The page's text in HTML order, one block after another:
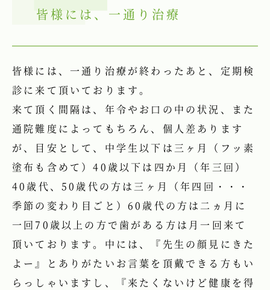
皆様には、一通り治療
皆様には、一通り治療が終わったあと、定期検
診に来て頂いております。
来て頂く間隔は、年令やお口の中の状況、また
通院難度によってもちろん、個人差あります
が、目安として、中学生以下は三ヶ月（フッ素
塗布も含めて）40歳以下は四か月（年三回）
40歳代、50歳代の方は三ヶ月（年四回・・・
季節の変わり目ごと）60歳代の方は二ヵ月に
一回70歳以上の方で歯がある方は月一回来て
頂いております。中には、『先生の顔見にきた
よー』とありがたいお言葉を頂戴できる方もい
らっしゃいますし、『来たくないけど健康を得